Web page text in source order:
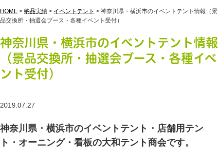
HOME > 納品実績 > イベントテント > 神奈川県・横浜市のイベントテント情報（景
品交換所・抽選会ブース・各種イベント受付）
神奈川県・横浜市のイベントテント情報
（景品交換所・抽選会ブース・各種イベ
ント受付）
2019.07.27
神奈川県・横浜市のイベントテント・店舗用テン
ト・オーニング・看板の大和テント商会です。